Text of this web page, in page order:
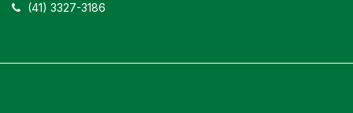
(41) 3327-3186